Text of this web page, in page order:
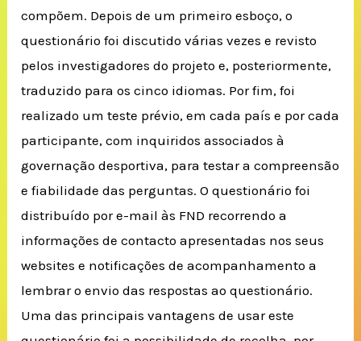
compõem. Depois de um primeiro esboço, o
questionário foi discutido várias vezes e revisto
pelos investigadores do projeto e, posteriormente,
traduzido para os cinco idiomas. Por fim, foi
realizado um teste prévio, em cada país e por cada
participante, com inquiridos associados à
governação desportiva, para testar a compreensão
e fiabilidade das perguntas. O questionário foi
distribuído por e-mail às FND recorrendo a
informações de contacto apresentadas nos seus
websites e notificações de acompanhamento a
lembrar o envio das respostas ao questionário.
Uma das principais vantagens de usar este